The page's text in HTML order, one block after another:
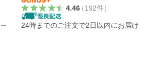
4.46（192件）
24時までのご注文で2日以内にお届け